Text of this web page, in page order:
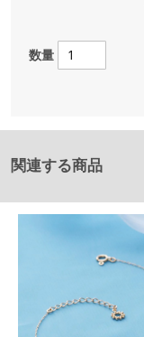
数量
関連する商品